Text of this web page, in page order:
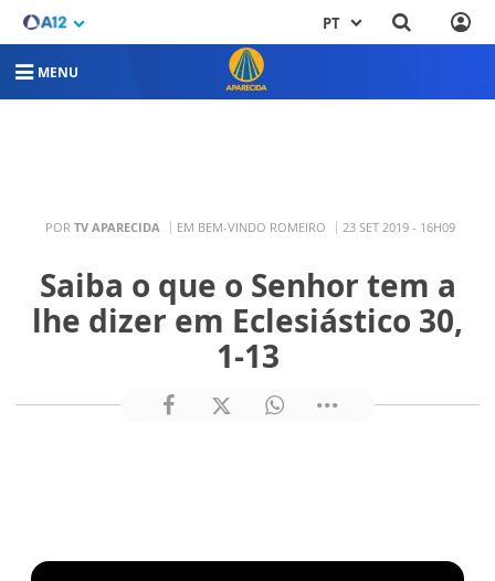
PT
MENU
POR TV APARECIDA EM BEM-VINDO ROMEIRO 23 SET 2019 - 16H09
Saiba o que o Senhor tem a
lhe dizer em Eclesiástico 30,
1-13